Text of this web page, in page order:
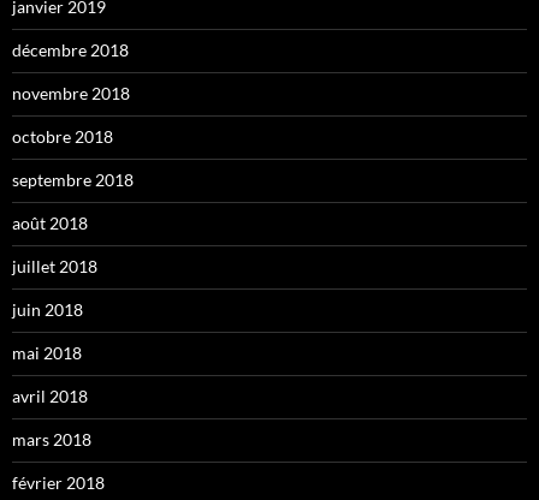
janvier 2019
décembre 2018
novembre 2018
octobre 2018
septembre 2018
août 2018
juillet 2018
juin 2018
mai 2018
avril 2018
mars 2018
février 2018